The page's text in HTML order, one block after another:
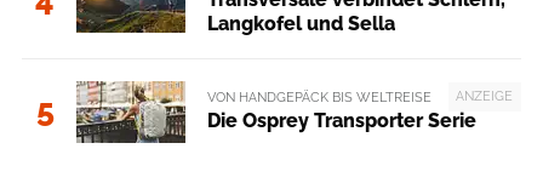
Langkofel und Sella
5 ANZEIGE
VON HANDGEPÄCK BIS WELTREISE
Die Osprey Transporter Serie